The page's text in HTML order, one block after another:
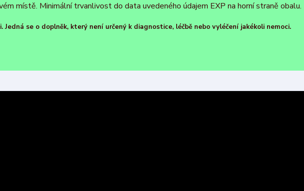
místě. Minimální trvanlivost do data uvedeného údajem EXP na horní straně obalu.
se o doplněk, který není určený k diagnostice, léčbě nebo vyléčení jakékoli nemoci.